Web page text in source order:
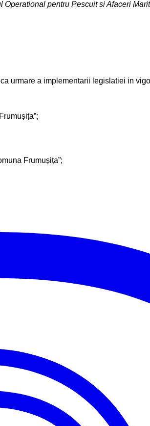
pentru Pescuit si Afaceri
urmare a implementarii legislatiei in
Frumușița”;